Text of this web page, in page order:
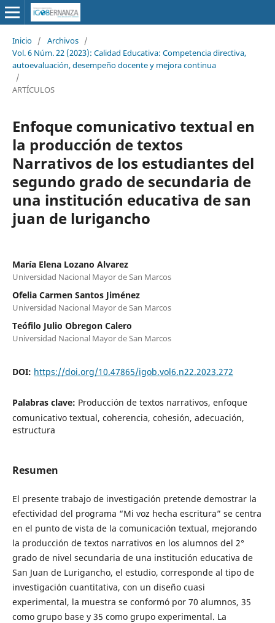
Inicio / Archivos /
Vol. 6 Núm. 22 (2023): Calidad Educativa: Competencia directiva,
autoevaluación, desempeño docente y mejora continua
/
ARTÍCULOS
Enfoque comunicativo textual en
la producción de textos
Narrativos de los estudiantes del
segundo grado de secundaria de
una institución educativa de san
juan de lurigancho
María Elena Lozano Alvarez
Universidad Nacional Mayor de San Marcos
Ofelia Carmen Santos Jiménez
Universidad Nacional Mayor de San Marcos
Teófilo Julio Obregon Calero
Universidad Nacional Mayor de San Marcos
DOI: https://doi.org/10.47865/igob.vol6.n22.2023.272
Palabras clave: Producción de textos narrativos, enfoque
comunicativo textual, coherencia, cohesión, adecuación,
estructura
Resumen
El presente trabajo de investigación pretende demostrar la
efectividad del programa “Mi voz hecha escritura” se centra
en el punto de vista de la comunicación textual, mejorando
la producción de textos narrativos en los alumnos del 2°
grado de nivel secundaria de una institución educativa de
San Juan de Lurigancho, el estudio, corresponde al tipo de
investigación cuantitativa, con un diseño cuasi
experimental, la muestra se conformó por 70 alumnos, 35
como grupo base y 35 como grupo experimental. La